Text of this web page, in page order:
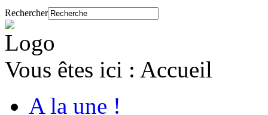
Rechercher
Vous êtes ici : Accueil
A la une !